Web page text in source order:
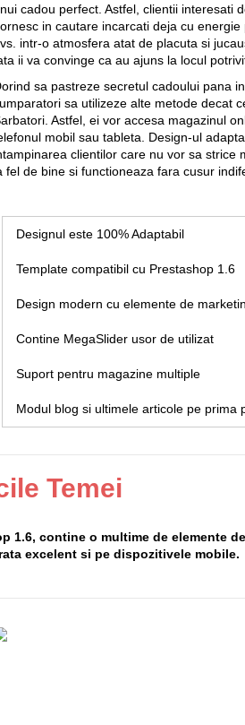
cadou perfect. Astfel, clientii interesati
in cautare incarcati deja cu
intr-o atmosfera atat de placuta si
ii va convinge ca au ajuns la locul
sa pastreze secretul cadoului pana
sa utilizeze alte metode decat
Astfel, ei vor accesa magazinul
mobil sau tableta. Design-ul
clientilor care nu vor sa strice
fel de bine si functioneaza fara cusur
Designul este 100% Adaptabil
Template compatibil cu Prestashop 1.6
Design modern cu elemente de
Contine MegaSlider usor de utilizat
Suport pentru magazine multiple
Modul blog si ultimele articole pe prima
Temei
1.6, contine o multime de elemente
excelent si pe dispozitivele mobile.